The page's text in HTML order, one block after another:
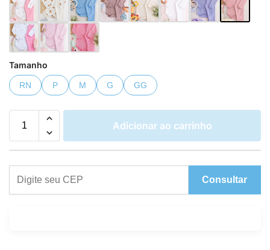
Tamanho
RN P M G GG
Adicionar ao carrinho
Consultar